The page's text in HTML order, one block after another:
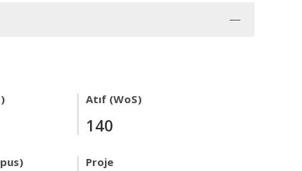
Atıf (WoS)
140
Proje